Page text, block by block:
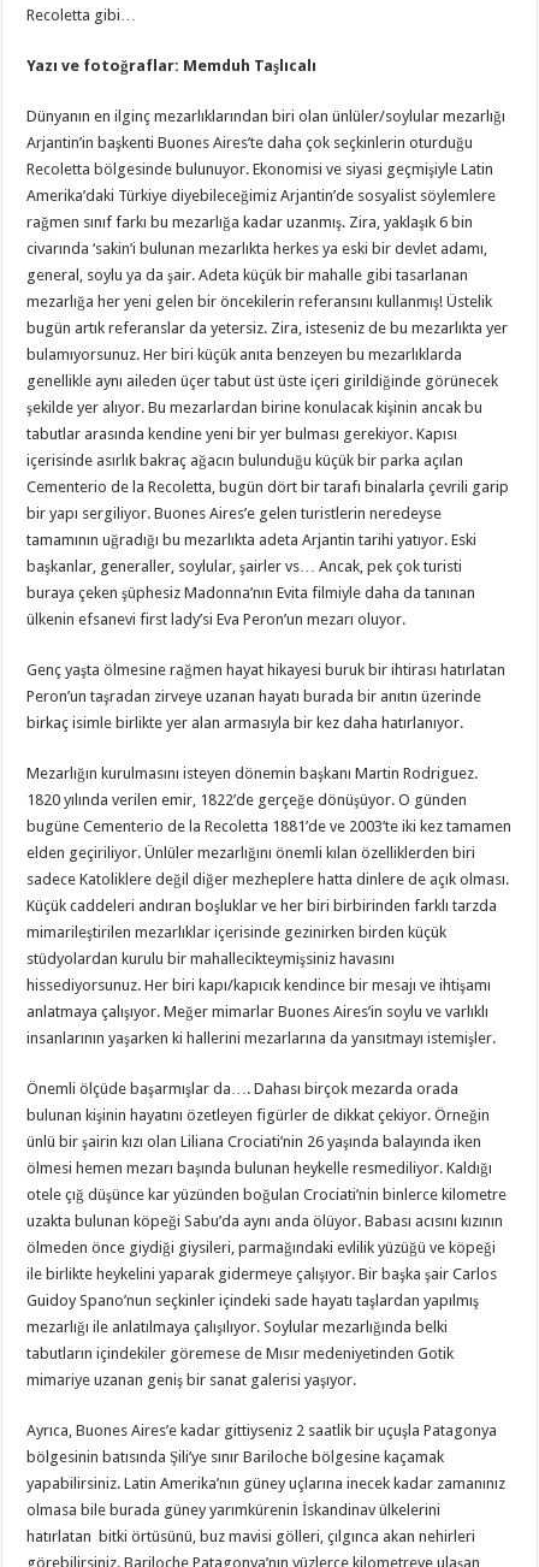
Recoletta gibi…
Yazı ve fotoğraflar: Memduh Taşlıcalı
Dünyanın en ilginç mezarlıklarından biri olan ünlüler/soylular mezarlığı
Arjantin’in başkenti Buones Aires’te daha çok seçkinlerin oturduğu
Recoletta bölgesinde bulunuyor. Ekonomisi ve siyasi geçmişiyle Latin
Amerika’daki Türkiye diyebileceğimiz Arjantin’de sosyalist söylemlere
rağmen sınıf farkı bu mezarlığa kadar uzanmış. Zira, yaklaşık 6 bin
civarında ‘sakin’i bulunan mezarlıkta herkes ya eski bir devlet adamı,
general, soylu ya da şair. Adeta küçük bir mahalle gibi tasarlanan
mezarlığa her yeni gelen bir öncekilerin referansını kullanmış! Üstelik
bugün artık referanslar da yetersiz. Zira, isteseniz de bu mezarlıkta yer
bulamıyorsunuz. Her biri küçük anıta benzeyen bu mezarlıklarda
genellikle aynı aileden üçer tabut üst üste içeri girildiğinde görünecek
şekilde yer alıyor. Bu mezarlardan birine konulacak kişinin ancak bu
tabutlar arasında kendine yeni bir yer bulması gerekiyor. Kapısı
içerisinde asırlık bakraç ağacın bulunduğu küçük bir parka açılan
Cementerio de la Recoletta, bugün dört bir tarafı binalarla çevrili garip
bir yapı sergiliyor. Buones Aires’e gelen turistlerin neredeyse
tamamının uğradığı bu mezarlıkta adeta Arjantin tarihi yatıyor. Eski
başkanlar, generaller, soylular, şairler vs… Ancak, pek çok turisti
buraya çeken şüphesiz Madonna’nın Evita filmiyle daha da tanınan
ülkenin efsanevi first lady’si Eva Peron’un mezarı oluyor.
Genç yaşta ölmesine rağmen hayat hikayesi buruk bir ihtirası hatırlatan
Peron’un taşradan zirveye uzanan hayatı burada bir anıtın üzerinde
birkaç isimle birlikte yer alan armasıyla bir kez daha hatırlanıyor.
Mezarlığın kurulmasını isteyen dönemin başkanı Martin Rodriguez.
1820 yılında verilen emir, 1822’de gerçeğe dönüşüyor. O günden
bugüne Cementerio de la Recoletta 1881’de ve 2003’te iki kez tamamen
elden geçiriliyor. Ünlüler mezarlığını önemli kılan özelliklerden biri
sadece Katoliklere değil diğer mezheplere hatta dinlere de açık olması.
Küçük caddeleri andıran boşluklar ve her biri birbirinden farklı tarzda
mimarileştirilen mezarlıklar içerisinde gezinirken birden küçük
stüdyolardan kurulu bir mahallecikteymişsiniz havasını
hissediyorsunuz. Her biri kapı/kapıcık kendince bir mesajı ve ihtişamı
anlatmaya çalışıyor. Meğer mimarlar Buones Aires’in soylu ve varlıklı
insanlarının yaşarken ki hallerini mezarlarına da yansıtmayı istemişler.
Önemli ölçüde başarmışlar da…. Dahası birçok mezarda orada
bulunan kişinin hayatını özetleyen figürler de dikkat çekiyor. Örneğin
ünlü bir şairin kızı olan Liliana Crociati’nin 26 yaşında balayında iken
ölmesi hemen mezarı başında bulunan heykelle resmediliyor. Kaldığı
otele çığ düşünce kar yüzünden boğulan Crociati’nin binlerce kilometre
uzakta bulunan köpeği Sabu’da aynı anda ölüyor. Babası acısını kızının
ölmeden önce giydiği giysileri, parmağındaki evlilik yüzüğü ve köpeği
ile birlikte heykelini yaparak gidermeye çalışıyor. Bir başka şair Carlos
Guidoy Spano’nun seçkinler içindeki sade hayatı taşlardan yapılmış
mezarlığı ile anlatılmaya çalışılıyor. Soylular mezarlığında belki
tabutların içindekiler göremese de Mısır medeniyetinden Gotik
mimariye uzanan geniş bir sanat galerisi yaşıyor.
Ayrıca, Buones Aires’e kadar gittiyseniz 2 saatlik bir uçuşla Patagonya
bölgesinin batısında Şili’ye sınır Bariloche bölgesine kaçamak
yapabilirsiniz. Latin Amerika’nın güney uçlarına inecek kadar zamanınız
olmasa bile burada güney yarımkürenin İskandinav ülkelerini
hatırlatan bitki örtüsünü, buz mavisi gölleri, çılgınca akan nehirleri
görebilirsiniz. Bariloche Patagonya’nın yüzlerce kilometreye ulaşan